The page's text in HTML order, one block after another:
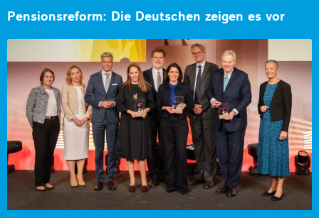
Pensionsreform: Die Deutschen zeigen es vor